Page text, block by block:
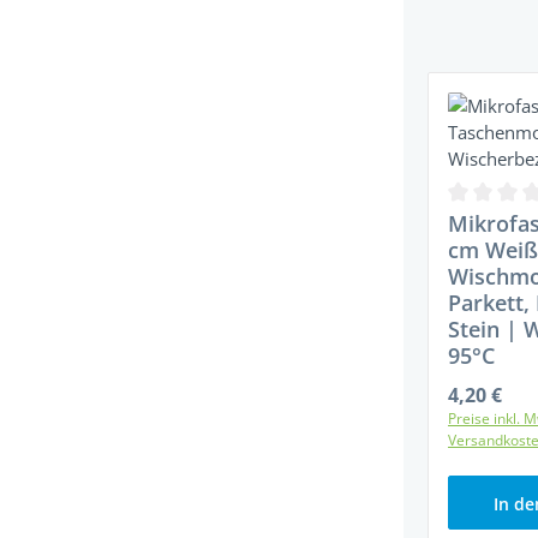
cm
Parkett,
Stein |
95°C
Regulärer
4,20 €
Preise inkl.
In